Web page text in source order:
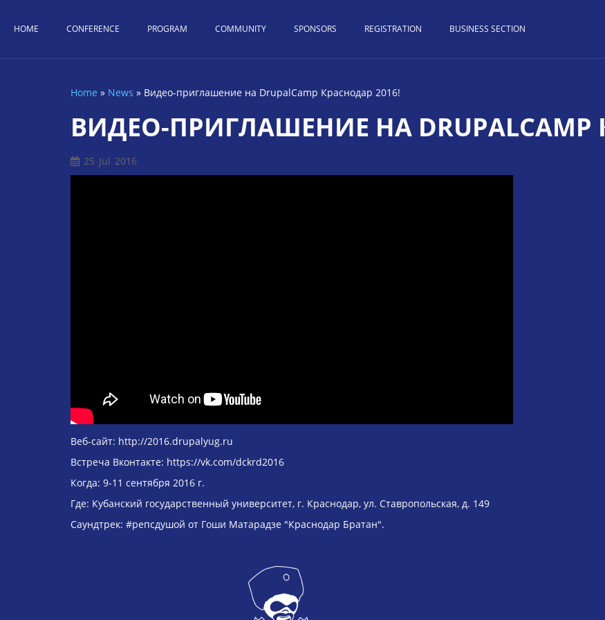
HOME CONFERENCE PROGRAM COMMUNITY SPONSORS REGISTRATION BUSINESS SECTION
You are here
Home » News » Видео-приглашение на DrupalCamp Краснодар 2016!
ВИДЕО-ПРИГЛАШЕНИЕ НА DRUPALCAMP
25 Jul 2016
Веб-сайт: http://2016.drupalyug.ru
Встреча Вконтакте: https://vk.com/dckrd2016
Когда: 9-11 сентября 2016 г.
Где: Кубанский государственный университет, г. Краснодар, ул. Ставропольская, д. 149
Саундтрек: #репсдушой от Гоши Матарадзе "Краснодар Братан".